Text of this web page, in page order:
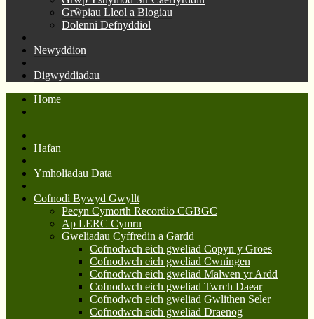
Grŵpiau Lleol a Blogiau
Dolenni Defnyddiol
Newyddion
Digwyddiadau
Home
Hafan
Ymholiadau Data
Cofnodi Bywyd Gwyllt
Pecyn Cymorth Recordio CGBGC
Ap LERC Cymru
Gweliadau Cyffredin a Gardd
Cofnodwch eich gweliad Copyn y Groes
Cofnodwch eich gweliad Cwningen
Cofnodwch eich gweliad Malwen yr Ardd
Cofnodwch eich gweliad Twrch Daear
Cofnodwch eich gweliad Gwlithen Seler
Cofnodwch eich gweliad Draenog